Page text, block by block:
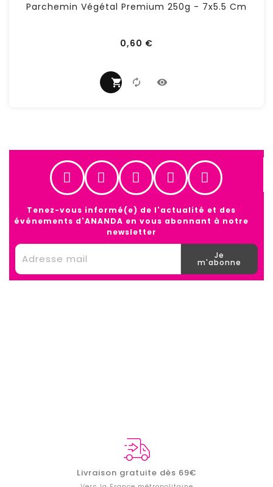
Parchemin Végétal Premium 250g - 7x5.5 Cm
0,60 €
Tenez-vous informé(e) de l'actualité et des
événements d'ANANDA en vous abonnant à notre
newsletter
Je
m'abonne
Livraison gratuite dès 69€